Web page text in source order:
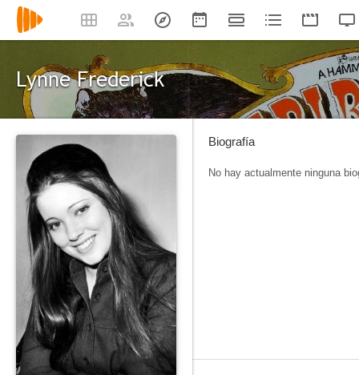
Lynne Frederick
Biografía
No hay actualmente ninguna